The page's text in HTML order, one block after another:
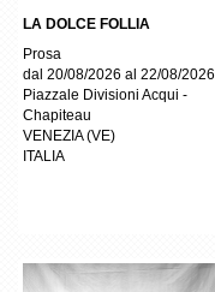
LA DOLCE FOLLIA
Prosa
dal 20/08/2026 al 22/08/2026
Piazzale Divisioni Acqui -
Chapiteau
VENEZIA(VE)
ITALIA